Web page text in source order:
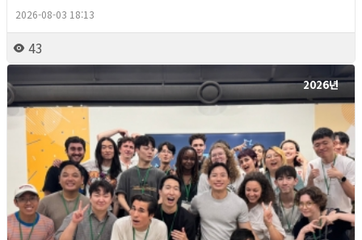
2026-08-03 18:13
43
2026년